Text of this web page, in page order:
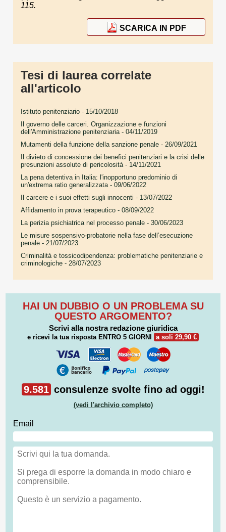
115.
SCARICA IN PDF
Tesi di laurea correlate
all'articolo
Istituto penitenziario - 15/10/2018
Il governo delle carceri. Organizzazione e funzioni
dell'Amministrazione penitenziaria- 04/11/2019
Mutamenti della funzione della sanzione penale - 26/09/2021
Il divieto di concessione dei benefici penitenziari e la crisi delle
presunzioni assolute di pericolosità- 14/11/2021
La pena detentiva in Italia: l'inopportuno predominio di
un'extrema ratio generalizzata- 09/06/2022
Il carcere e i suoi effetti sugli innocenti - 13/07/2022
Affidamento in prova terapeutico - 08/09/2022
La perizia psichiatrica nel processo penale - 30/06/2023
Le misure sospensivo-probatorie nella fase dell’esecuzione
penale - 21/07/2023
Criminalità e tossicodipendenza: problematiche penitenziarie e
criminologiche - 28/07/2023
HAI UN DUBBIO O UN PROBLEMA SU
QUESTO ARGOMENTO?
Scrivi alla nostra redazione giuridica
e ricevi la tua risposta ENTRO 5 GIORNI a soli 29,90 €
9.581 consulenze svolte fino ad oggi!
(vedi l'archivio completo)
Email